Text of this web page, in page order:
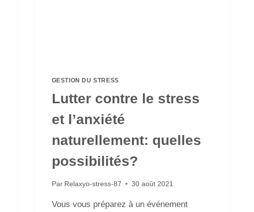
GESTION DU STRESS
Lutter contre le stress
et l’anxiété
naturellement: quelles
possibilités?
Par Relaxyo-stress-87 30 août 2021
Vous vous préparez à un événement